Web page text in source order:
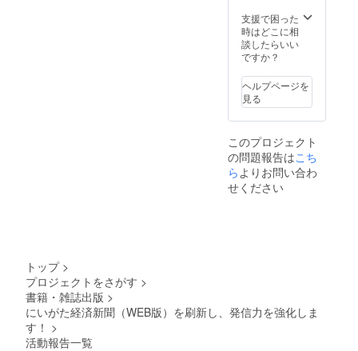
問い合わせ
載号を
１０部
贈呈し
ます
支援で困った
時はどこに相
談したらいい
ですか？
ヘルプページを
見る
このプロジェクト
の問題報告はこち
ら よりお問い合わ
せください
トップ >
プロジェクトをさがす >
書籍・雑誌出版 >
にいがた経済新聞（WEB版）を刷新し、発信力を強化しま
す！ >
活動報告一覧